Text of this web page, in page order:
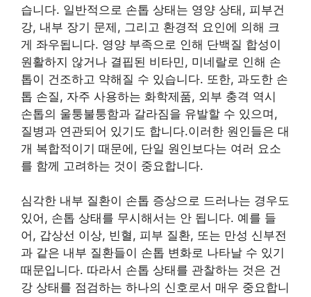
습니다. 일반적으로 손톱 상태는 영양 상태, 피부건
강, 내부 장기 문제, 그리고 환경적 요인에 의해 크
게 좌우됩니다. 영양 부족으로 인해 단백질 합성이
원활하지 않거나 결핍된 비타민, 미네랄로 인해 손
톱이 건조하고 약해질 수 있습니다. 또한, 과도한 손
톱 손질, 자주 사용하는 화학제품, 외부 충격 역시
손톱의 울퉁불퉁함과 갈라짐을 유발할 수 있으며,
질병과 연관되어 있기도 합니다.이러한 원인들은 대
개 복합적이기 때문에, 단일 원인보다는 여러 요소
를 함께 고려하는 것이 중요합니다.
심각한 내부 질환이 손톱 증상으로 드러나는 경우도
있어, 손톱 상태를 무시해서는 안 됩니다. 예를 들
어, 갑상선 이상, 빈혈, 피부 질환, 또는 만성 신부전
과 같은 내부 질환들이 손톱 변화로 나타날 수 있기
때문입니다. 따라서 손톱 상태를 관찰하는 것은 건
강 상태를 점검하는 하나의 신호로서 매우 중요합니